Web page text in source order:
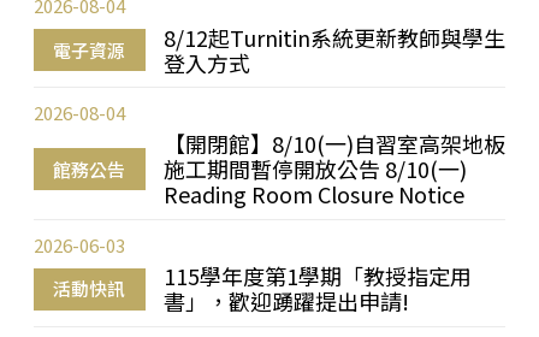
電子資源
8/12起Turnitin系統更新教師與學生
登入方式
2026-08-04
館務公告
【開閉館】8/10(一)自習室高架地板
施工期間暫停開放公告 8/10(一)
Reading Room Closure Notice
2026-08-04
活動快訊
115學年度第1學期「教授指定用
書」，歡迎踴躍提出申請!
2026-06-03